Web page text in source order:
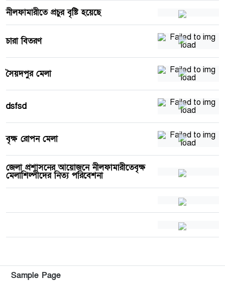
নীলফামারীতে প্রচুর বৃষ্টি হয়েছে
চারা বিতরণ
সৈয়দপুর মেলা
dsfsd
বৃক্ষ রোপন মেলা
জেলা প্রশাসনের আয়োজনে নীলফামারীতেবৃক্ষ
মেলাশিল্পীদের নিত্য পরিবেশনা
Sample Page